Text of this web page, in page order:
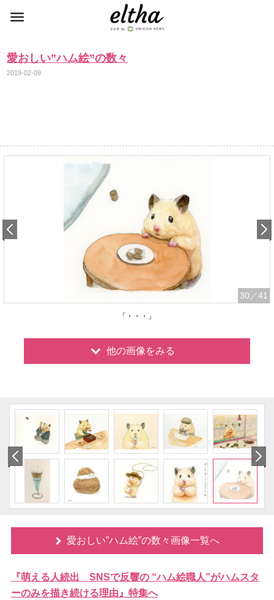
愛おしい”ハム絵”の数々
2019-02-09
30 ／41
「・・・」
他の画像をみる
愛おしい”ハム絵”の数々画像一覧へ
『萌える人続出 SNSで反響の “ハム絵職人”がハムスタ
ーのみを描き続ける理由』特集へ